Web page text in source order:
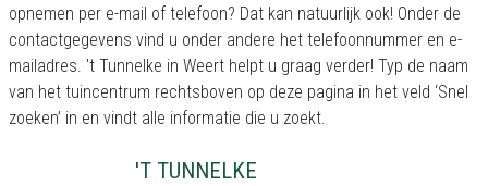
opnemen per e-mail of telefoon? Dat kan natuurlijk ook! Onder de
contactgegevens vind u onder andere het telefoonnummer en e-
mailadres. 't Tunnelke in Weert helpt u graag verder! Typ de naam
van het tuincentrum rechtsboven op deze pagina in het veld ‘Snel
zoeken’ in en vindt alle informatie die u zoekt.
'T TUNNELKE